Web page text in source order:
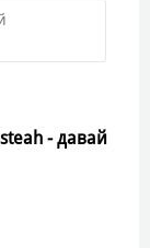
- давай